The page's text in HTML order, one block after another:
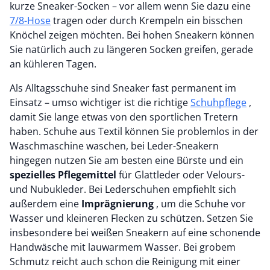
kurze Sneaker-Socken – vor allem wenn Sie dazu eine
7/8-Hose
Knöchel zeigen möchten. Bei hohen Sneakern können
Sie natürlich auch zu längeren Socken greifen, gerade
an kühleren Tagen.
Als Alltagsschuhe sind Sneaker fast permanent im
Einsatz – umso wichtiger ist die richtigeSchuhpflege ,
damit Sie lange etwas von den sportlichen Tretern
haben. Schuhe aus Textil können Sie problemlos in der
Waschmaschine waschen, bei Leder-Sneakern
hingegen nutzen Sie am besten eine Bürste und ein
spezielles Pflegemittel
und Nubukleder. Bei Lederschuhen empfiehlt sich
außerdem eine Imprägnierung , um die Schuhe vor
Wasser und kleineren Flecken zu schützen. Setzen Sie
insbesondere bei weißen Sneakern auf eine schonende
Handwäsche mit lauwarmem Wasser. Bei grobem
Schmutz reicht auch schon die Reinigung mit einer